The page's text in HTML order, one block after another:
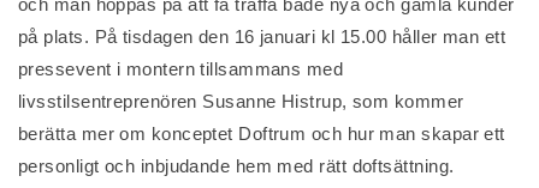
och man hoppas på att få träffa både nya och gamla kunder
på plats. På tisdagen den 16 januari kl 15.00 håller man ett
pressevent i montern tillsammans med
livsstilsentreprenören Susanne Histrup, som kommer
berätta mer om konceptet Doftrum och hur man skapar ett
personligt och inbjudande hem med rätt doftsättning.